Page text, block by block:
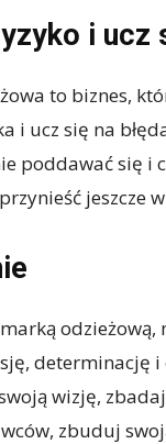
i ucz
to biznes,
i ucz się na
poddawać się i
jeszcze
marką
determinację
wizję,
zbuduj